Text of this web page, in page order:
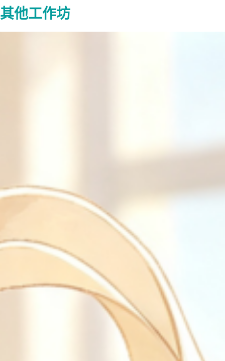
其他工作坊